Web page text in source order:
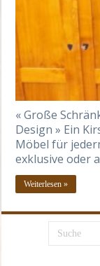
« Große
Design » Ein
Möbel für
exklusive oder
Weiterlesen »